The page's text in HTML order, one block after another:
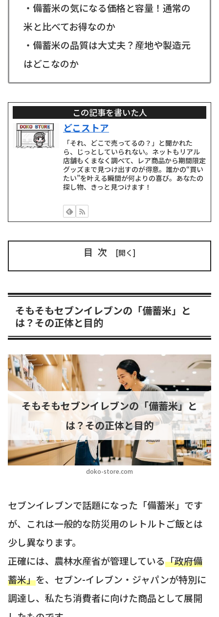
・備蓄米の気になる価格と容量！通常の
米と比べてお得なのか
・備蓄米の品質は大丈夫？産地や製造元
はどこなのか
この記事を書いた人
どこストア
「それ、どこで売ってるの？」と聞かれた
ら、じっとしていられない。ネットもリアル
店舗もくまなく調べて、レア商品から期間限定
グッズまで見つけ出すのが得意。誰かの“買い
たい”を叶える瞬間が何よりの喜び。あなたの
探し物、きっと見つけます！
目次
そもそもセブンイレブンの「備蓄米」と
は？その正体と目的
doko-store.com
そもそもセブンイレブンの「備蓄米」と
は？その正体と目的
セブンイレブンで話題になった「備蓄米」です
が、これは一般的な防災用のレトルトご飯とは
少し異なります。
正確には、農林水産省が管理している「政府備
蓄米」を、セブン-イレブン・ジャパンが特別に
調達し、私たち消費者に向けた商品として展開